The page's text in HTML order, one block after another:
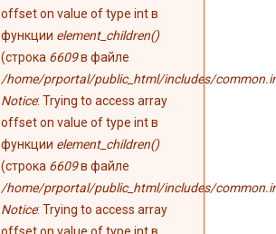
offset on value of type int в
функции element_children()
(строка 6609в файле
/home/prportal/public_html/includes/
Notice: Trying to access array
offset on value of type int в
функции element_children()
(строка 6609в файле
/home/prportal/public_html/includes/
Notice: Trying to access array